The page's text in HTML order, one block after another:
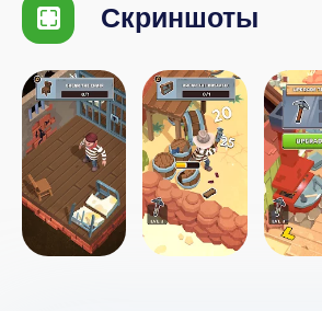
Скриншоты